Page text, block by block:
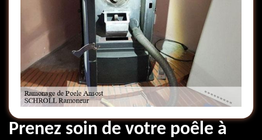
Prenez soin de votre poêle à